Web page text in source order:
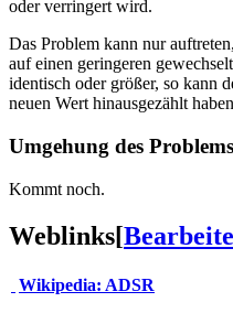
oder verringert wird.
Das Problem kann nur
auf einen geringeren
identisch oder größer, so kann
neuen Wert hinausgezählt
Umgehung des Problems
Kommt noch.
Weblinks[
Wikipedia: ADSR